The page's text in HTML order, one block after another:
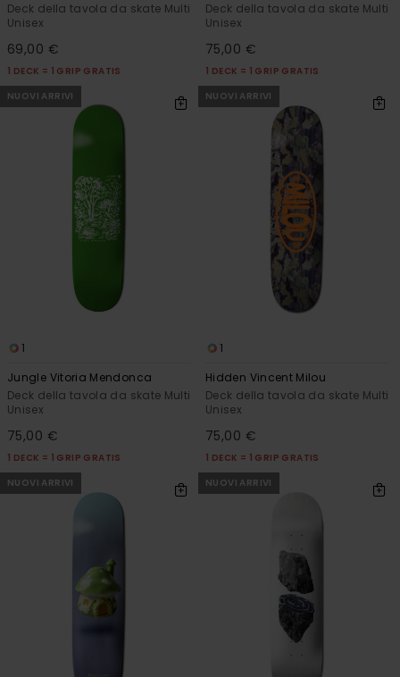
Deck della tavola da skate Multi
Unisex
69,00 €
1 DECK = 1 GRIP GRATIS
Deck della tavola da skate Multi
Unisex
75,00 €
1 DECK = 1 GRIP GRATIS
NUOVI ARRIVI
1
Jungle Vitoria Mendonca
Deck della tavola da skate Multi
Unisex
75,00 €
1 DECK = 1 GRIP GRATIS
NUOVI ARRIVI
1
Hidden Vincent Milou
Deck della tavola da skate Multi
Unisex
75,00 €
1 DECK = 1 GRIP GRATIS
NUOVI ARRIVI
NUOVI ARRIVI